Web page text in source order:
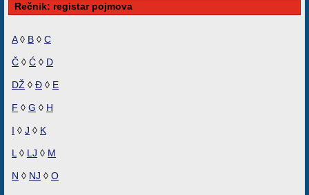
Rečnik: registar pojmova
A◊ B ◊ C
Č ◊ Ć ◊ D
DŽ ◊ Đ ◊ E
F ◊ G ◊ H
I ◊ J ◊ K
L ◊ LJ ◊ M
N ◊ NJ ◊ O